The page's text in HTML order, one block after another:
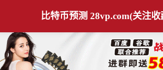
比特币预测 28vp.com(关注收